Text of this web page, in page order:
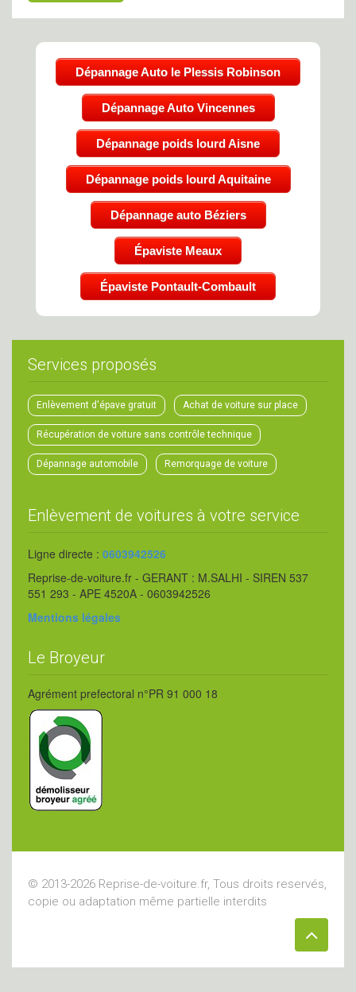
Dépannage Auto le Plessis Robinson
Dépannage Auto Vincennes
Dépannage poids lourd Aisne
Dépannage poids lourd Aquitaine
Dépannage auto Béziers
Épaviste Meaux
Épaviste Pontault-Combault
Services proposés
Enlèvement d'épave gratuit Achat de voiture sur place
Récupération de voiture sans contrôle technique
Dépannage automobile Remorquage de voiture
Enlèvement de voitures à votre service
Ligne directe : 0603942526
Reprise-de-voiture.fr - GERANT : M.SALHI - SIREN 537
551 293 - APE 4520A - 0603942526
Mentions légales
Le Broyeur
Agrément prefectoral n°PR 91 000 18
© 2013-2026 Reprise-de-voiture.fr, Tous droits reservés,
copie ou adaptation même partielle interdits